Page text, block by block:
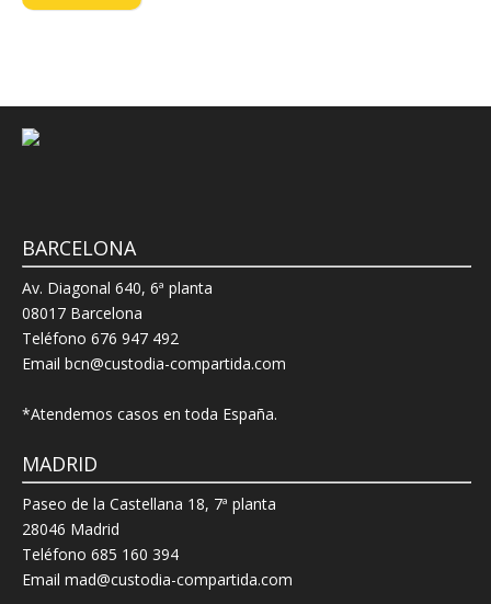
BARCELONA
Av. Diagonal 640, 6ª planta
08017 Barcelona
Teléfono 676 947 492
Email bcn@custodia-compartida.com
*Atendemos casos en toda España.
MADRID
Paseo de la Castellana 18, 7ª planta
28046 Madrid
Teléfono 685 160 394
Email mad@custodia-compartida.com